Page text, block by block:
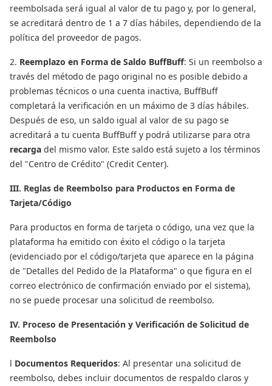
reembolsada será igual al valor de tu pago y, por lo general,
se acreditará dentro de 1 a 7 días hábiles, dependiendo de la
política del proveedor de pagos.
2. Reemplazo en Forma de Saldo BuffBuff: Si un reembolso a
través del método de pago original no es posible debido a
problemas técnicos o una cuenta inactiva, BuffBuff
completará la verificación en un máximo de 3 días hábiles.
Después de eso, un saldo igual al valor de su pago se
acreditará a tu cuenta BuffBuff y podrá utilizarse para otra
recarga del mismo valor. Este saldo está sujeto a los términos
del "Centro de Crédito" (Credit Center).
III. Reglas de Reembolso para Productos en Forma de
Tarjeta/Código
Para productos en forma de tarjeta o código, una vez que la
plataforma ha emitido con éxito el código o la tarjeta
(evidenciado por el código/tarjeta que aparece en la página
de "Detalles del Pedido de la Plataforma" o que figura en el
correo electrónico de confirmación enviado por el sistema),
no se puede procesar una solicitud de reembolso.
IV. Proceso de Presentación y Verificación de Solicitud de
Reembolso
l Documentos Requeridos: Al presentar una solicitud de
reembolso, debes incluir documentos de respaldo claros y